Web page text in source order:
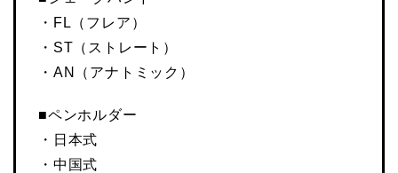
・FL（フレア）
・ST（ストレート）
・AN（アナトミック）
■ペンホルダー
・日本式
・中国式